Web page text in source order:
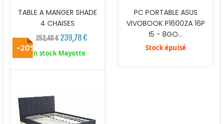
TABLE A MANGER SHADE
4 CHAISES
252,40 € 239,78 €
En stock Mayotte
PC PORTABLE ASUS
VIVOBOOK P1600ZA 16P
I5 - 8GO...
Stock épuisé
-20%